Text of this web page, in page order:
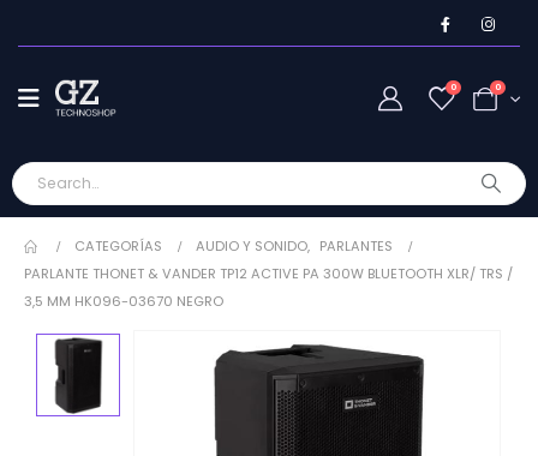
0 0
CATEGORÍAS AUDIO Y SONIDO, PARLANTES
PARLANTE THONET & VANDER TP12 ACTIVE PA 300W BLUETOOTH XLR/ TRS /
3,5 MM HK096-03670 NEGRO